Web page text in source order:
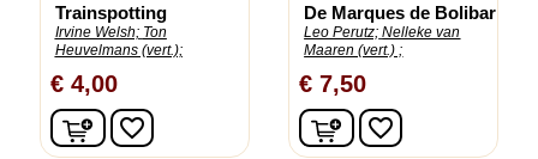
Trainspotting
Irvine Welsh; Ton
Heuvelmans (vert.);
€ 4,00
In winkelwagen
favorite_border
De Marques de Bolibar
Leo Perutz; Nelleke van
Maaren (vert.) ;
€ 7,50
In winkelwagen
favorite_border